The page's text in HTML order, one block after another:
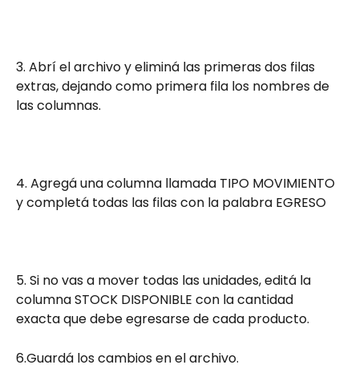
3. Abrí el archivo y eliminá las primeras dos filas
extras, dejando como primera fila los nombres de
las columnas.
4. Agregá una columna llamada TIPO MOVIMIENTO
y completá todas las filas con la palabra EGRESO
5. Si no vas a mover todas las unidades, editá la
columna STOCK DISPONIBLE con la cantidad
exacta que debe egresarse de cada producto.
6.Guardá los cambios en el archivo.